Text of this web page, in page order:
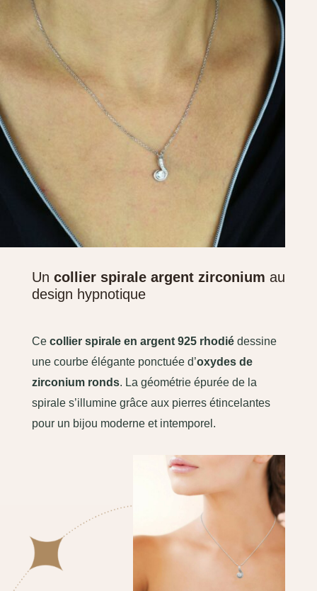
Un collier spirale argent zirconium au
design hypnotique
Ce collier spirale en argent 925 rhodiédessine
une courbe élégante ponctuée d’oxydes de
zirconium ronds. La géométrie épurée de la
spirale s’illumine grâce aux pierres étincelantes
pour un bijou moderne et intemporel.